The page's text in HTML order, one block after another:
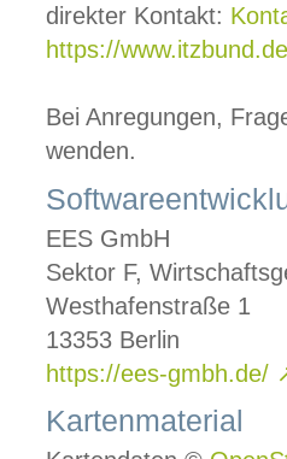
direkter Kontakt:
https://
Bei Anregungen,
wenden.
EES GmbH
Sektor F,
Westhafenstraße 1
13353 Berlin
https://ees-gmbh.de/
Kartenmaterial